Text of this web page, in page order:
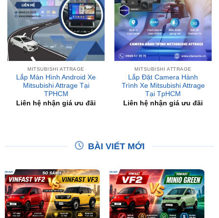
MITSUBISHI ATTRAGE
Lắp Màn Hình Android Xe
Mitsubishi Attrage Tại
TPHCM
Liên hệ nhận giá ưu đãi
MITSUBISHI ATTRAGE
Lắp Đặt Camera Hành
Trình Xe Mitsubishi Attrage
Tại TpHCM
Liên hệ nhận giá ưu đãi
So Sánh VinFast VF2 Với
VinFast VF3 Chi Tiết
So Sánh VinFast VF2 Với
VinFast Minio Green Chi